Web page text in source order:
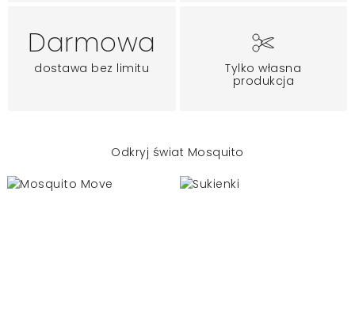
Darmowa
dostawa bez limitu
Tylko własna
produkcja
Odkryj świat Mosquito